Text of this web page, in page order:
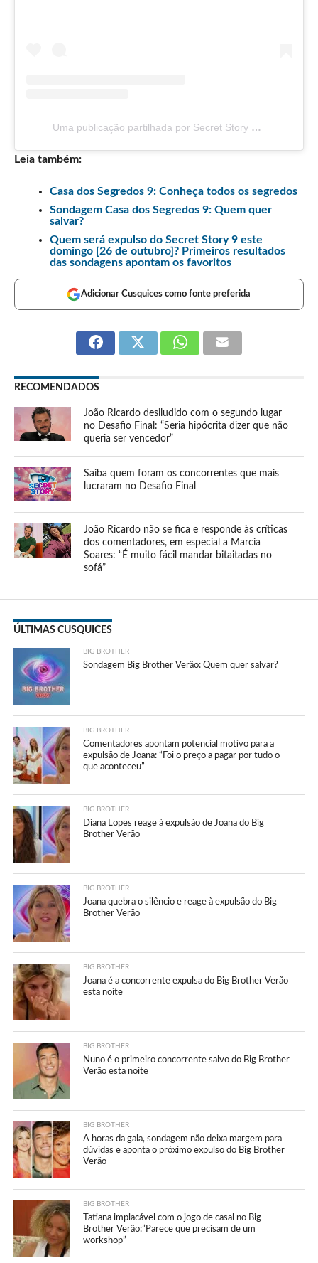
Uma publicação partilhada por Secret Story TVI (@sstvi)
Leia também:
Casa dos Segredos 9: Conheça todos os segredos
Sondagem Casa dos Segredos 9: Quem quer
salvar?
Quem será expulso do Secret Story 9 este
domingo [26 de outubro]? Primeiros resultados
das sondagens apontam os favoritos
Adicionar Cusquices como fonte preferida
RECOMENDADOS
João Ricardo desiludido com o segundo lugar
no Desafio Final: “Seria hipócrita dizer que não
queria ser vencedor”
Saiba quem foram os concorrentes que mais
lucraram no Desafio Final
João Ricardo não se fica e responde às críticas
dos comentadores, em especial a Marcia
Soares: “É muito fácil mandar bitaitadas no
sofá”
ÚLTIMAS CUSQUICES
BIG BROTHER
Sondagem Big Brother Verão: Quem quer salvar?
BIG BROTHER
Comentadores apontam potencial motivo para a
expulsão de Joana: “Foi o preço a pagar por tudo o
que aconteceu”
BIG BROTHER
Diana Lopes reage à expulsão de Joana do Big
Brother Verão
BIG BROTHER
Joana quebra o silêncio e reage à expulsão do Big
Brother Verão
BIG BROTHER
Joana é a concorrente expulsa do Big Brother Verão
esta noite
BIG BROTHER
Nuno é o primeiro concorrente salvo do Big Brother
Verão esta noite
BIG BROTHER
A horas da gala, sondagem não deixa margem para
dúvidas e aponta o próximo expulso do Big Brother
Verão
BIG BROTHER
Tatiana implacável com o jogo de casal no Big
Brother Verão:”Parece que precisam de um
workshop”